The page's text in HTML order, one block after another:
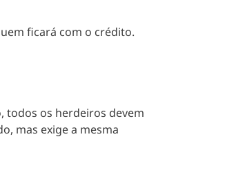
ficará com o crédito.
todos os herdeiros devem
mas exige a mesma